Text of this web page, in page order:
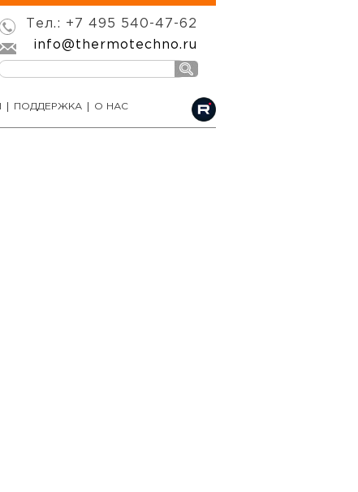
Тел.: +7 495 540-47-62
info@thermotechno.ru
ПОДДЕРЖКА О НАС